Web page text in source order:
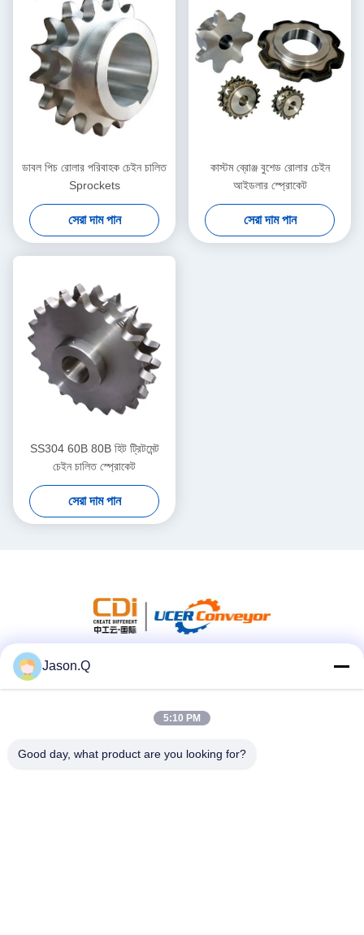
ডাবল পিচ রোলার পরিবাহক চেইন চালিত
Sprockets
সেরা দাম পান
কাস্টম ব্রোঞ্জ বুশেড রোলার চেইন
আইডলার স্প্রোকেট
সেরা দাম পান
SS304 60B 80B হিট ট্রিটমেন্ট
চেইন চালিত স্প্রোকেট
সেরা দাম পান
দ্রুত যোগাযোগ
Jason.Q
5:10 PM
Good day, what product are you looking for?